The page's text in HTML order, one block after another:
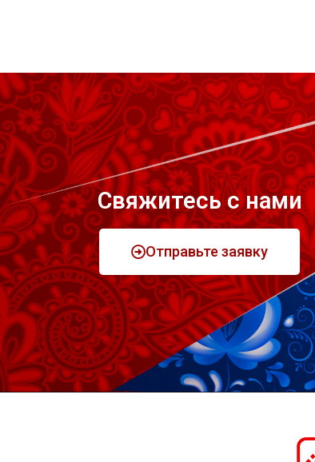
Свяжитесь с нами
Отправьте заявку